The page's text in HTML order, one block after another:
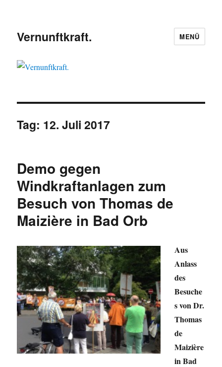
Vernunftkraft. MENÜ
Tag: 12. Juli 2017
Demo gegen
Windkraftanlagen zum
Besuch von Thomas de
Maizière in Bad Orb
Aus
Anlass
des
Besuche
s von Dr.
Thomas
de
Maizière
in Bad